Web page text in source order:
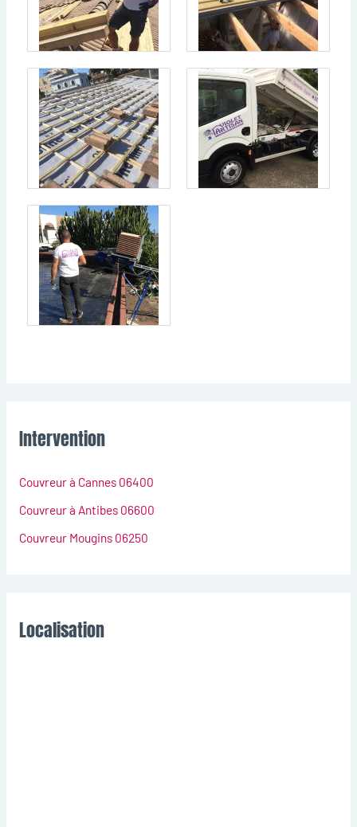
Intervention
Couvreur à Cannes 06400
Couvreur à Antibes 06600
Couvreur Mougins 06250
Localisation